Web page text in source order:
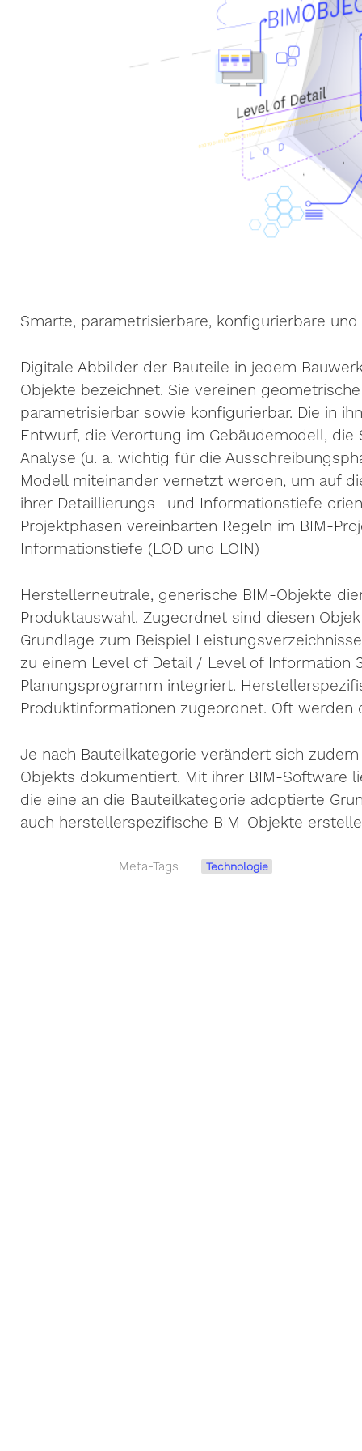
Smarte, parametrisierbare, konfigurierbare
Digitale Abbilder der Bauteile in jedem
Objekte bezeichnet. Sie vereinen
parametrisierbar sowie konfigurierbar. Die in
Entwurf, die Verortung im Gebäudemodell,
Analyse (u. a. wichtig für die
Modell miteinander vernetzt werden, um auf
ihrer Detaillierungs- und Informationstiefe
Projektphasen vereinbarten Regeln im BIM-
Informationstiefe (LOD und LOIN)
Herstellerneutrale, generische BIM-Objekte
Produktauswahl. Zugeordnet sind diesen
Grundlage zum Beispiel
zu einem Level of Detail / Level of
Planungsprogramm integriert.
Produktinformationen zugeordnet. Oft
Je nach Bauteilkategorie verändert sich
Objekts dokumentiert. Mit ihrer BIM-Software
die eine an die Bauteilkategorie adoptierte
auch herstellerspezifische BIM-Objekte
Meta-Tags Technologie